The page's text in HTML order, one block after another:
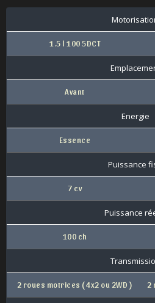
1.5 l 100 5DCT
Avant
Energie
Essence
Puissance
7 cv
Puissance
100 ch
2 roues motrices ( 4x2 ou 2WD ) 2